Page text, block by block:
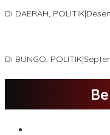
Di DAERAH, POLITIK|
Di BUNGO, POLITIK|